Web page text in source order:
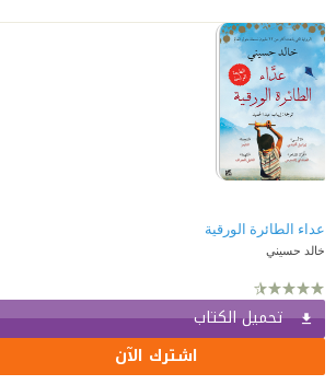
عداء الطائرة الورقية
خالد حسيني
تحميل الكتاب
اشترك الآن